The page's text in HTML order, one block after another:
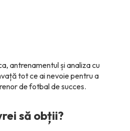
antrenamentul și analiza cu
tot ce ai nevoie pentru a
de fotbal de succes.
să obții?